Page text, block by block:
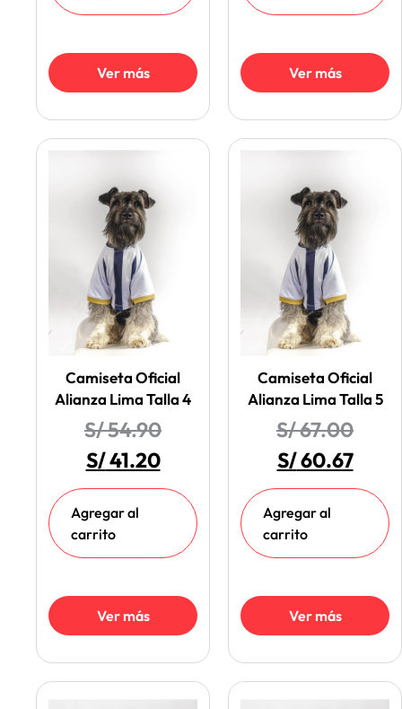
Ver más Ver más
Camiseta Oficial
Alianza Lima Talla 4
S/54.90
S/41.20
Agregar al
carrito
Ver más
Camiseta Oficial
Alianza Lima Talla 5
S/67.00
S/60.67
Agregar al
carrito
Ver más